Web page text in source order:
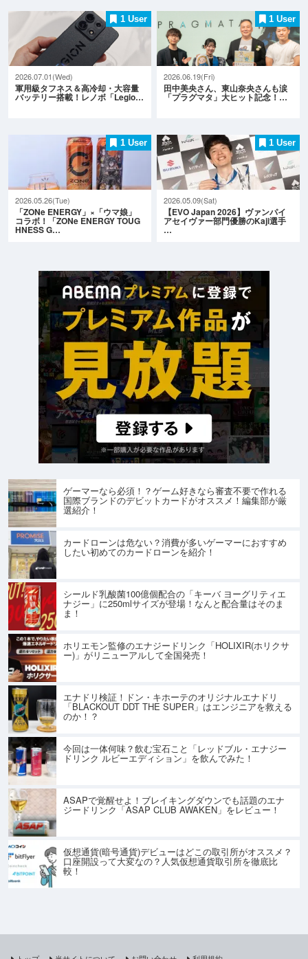
1 User
2026.07.01(Wed)
軍用級タフネス＆高冷却・大容量
バッテリー搭載！レノボ「Legio…
1 User
2026.06.19(Fri)
田中美央さん、東山奈央さんも涙
「プラグマタ」大ヒット記念！…
1 User
2026.05.26(Tue)
「ZONe ENERGY」×「ウマ娘」
コラボ！「ZONe ENERGY TOUG
HNESS G…
1 User
2026.05.09(Sat)
【EVO Japan 2026】ヴァンパイ
アセイヴァー部門優勝のKaji選手
…
ゲーマーなら必須！？ゲーム好きなら審査不要で作れる
国際ブランドのデビットカードがオススメ！編集部が厳
選紹介！
カードローンは危ない？消費が多いゲーマーにおすすめ
したい初めてのカードローンを紹介！
シールド乳酸菌100億個配合の「キーバ ヨーグリティエ
ナジー」に250mlサイズが登場！なんと配合量はそのま
ま！
ホリエモン監修のエナジードリンク「HOLIXIR(ホリクサ
ー)」がリニューアルして全国発売！
エナドリ検証！ドン・キホーテのオリジナルエナドリ
「BLACKOUT DDT THE SUPER」はエンジニアを救える
のか！？
今回は一体何味？飲む宝石こと「レッドブル・エナジー
ドリンク ルビーエディション」を飲んでみた！
ASAPで覚醒せよ！ブレイキングダウンでも話題のエナ
ジードリンク「ASAP CLUB AWAKEN」をレビュー！
仮想通貨(暗号通貨)デビューはどこの取引所がオススメ？
口座開設って大変なの？人気仮想通貨取引所を徹底比
較！